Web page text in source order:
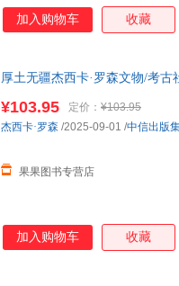
之间的互动及其内在驱动。这
西方许多展览图录成为了解此
作为青年学者的罗森教授，利
陵墓、家具、银器、陶瓷、纺
是不同文化彼此交流、互动的
加入购物车 收藏
厚土无疆杰西卡·罗森文物/考古
¥103.95 定价： ¥103.95
果果图书专营店
杰西卡·罗森 /2025-09-01 /中信出版
加入购物车 收藏